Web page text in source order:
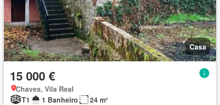
Casa
15 000 €
Chaves, Vila Real
T1
1 Banheiro
24 m²